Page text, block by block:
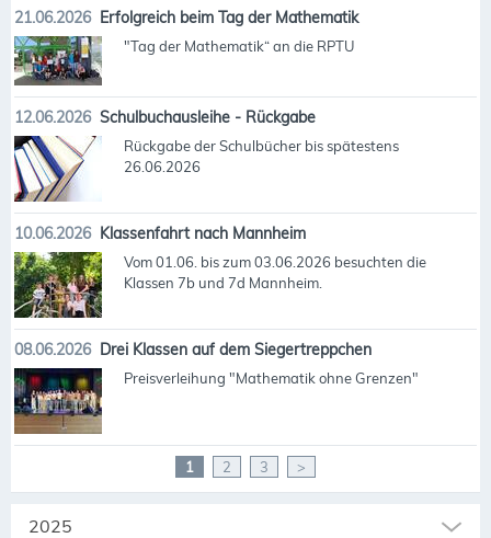
21.06.2026 Erfolgreich beim Tag der Mathematik
"Tag der Mathematik“ an die RPTU
12.06.2026 Schulbuchausleihe - Rückgabe
Rückgabe der Schulbücher bis spätestens
26.06.2026
10.06.2026 Klassenfahrt nach Mannheim
Vom 01.06. bis zum 03.06.2026 besuchten die
Klassen 7b und 7d Mannheim.
08.06.2026 Drei Klassen auf dem Siegertreppchen
Preisverleihung "Mathematik ohne Grenzen"
1 2 3 >
2025